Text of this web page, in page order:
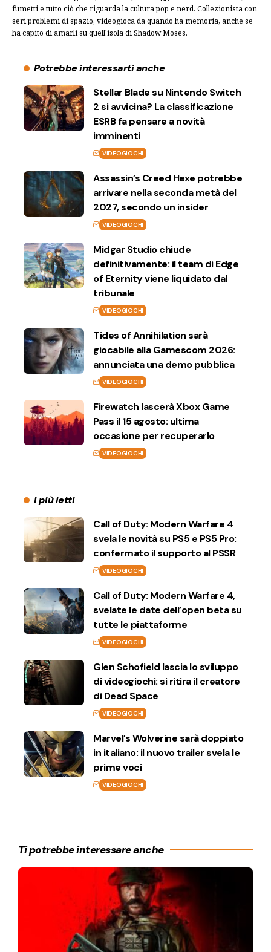
fumetti e tutto ciò che riguarda la cultura pop e nerd. Collezionista con
seri problemi di spazio, videogioca da quando ha memoria, anche se
ha capito di amarli su quell'isola di Shadow Moses.
Potrebbe interessarti anche
Stellar Blade su Nintendo Switch
2 si avvicina? La classificazione
ESRB fa pensare a novità
imminenti
VIDEOGIOCHI
Assassin’s Creed Hexe potrebbe
arrivare nella seconda metà del
2027, secondo un insider
VIDEOGIOCHI
Midgar Studio chiude
definitivamente: il team di Edge
of Eternity viene liquidato dal
tribunale
VIDEOGIOCHI
Tides of Annihilation sarà
giocabile alla Gamescom 2026:
annunciata una demo pubblica
VIDEOGIOCHI
Firewatch lascerà Xbox Game
Pass il 15 agosto: ultima
occasione per recuperarlo
VIDEOGIOCHI
I più letti
Call of Duty: Modern Warfare 4
svela le novità su PS5 e PS5 Pro:
confermato il supporto al PSSR
VIDEOGIOCHI
Call of Duty: Modern Warfare 4,
svelate le date dell’open beta su
tutte le piattaforme
VIDEOGIOCHI
Glen Schofield lascia lo sviluppo
di videogiochi: si ritira il creatore
di Dead Space
VIDEOGIOCHI
Marvel’s Wolverine sarà doppiato
in italiano: il nuovo trailer svela le
prime voci
VIDEOGIOCHI
Ti potrebbe interessare anche